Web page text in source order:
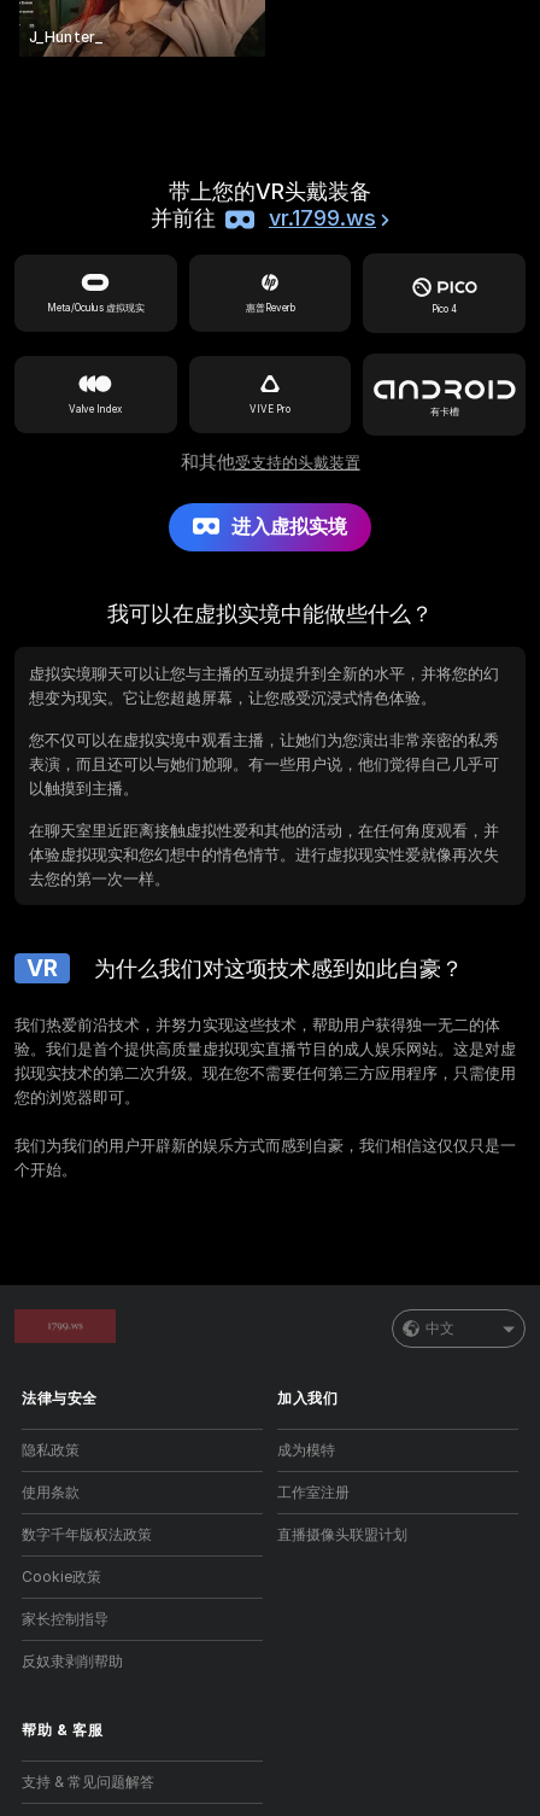
J_Hunter_
带上您的VR头戴装备
并前往
vr.1799.ws
Meta/Oculus 虚拟现实 惠普Reverb Pico 4
Valve Index VIVE Pro 有卡槽
和其他受支持的头戴装置
进入虚拟实境
我可以在虚拟实境中能做些什么？
虚拟实境聊天可以让您与主播的互动提升到全新的水平，并将您的幻
想变为现实。它让您超越屏幕，让您感受沉浸式情色体验。
您不仅可以在虚拟实境中观看主播，让她们为您演出非常亲密的私秀
表演，而且还可以与她们尬聊。有一些用户说，他们觉得自己几乎可
以触摸到主播。
在聊天室里近距离接触虚拟性爱和其他的活动，在任何角度观看，并
体验虚拟现实和您幻想中的情色情节。进行虚拟现实性爱就像再次失
去您的第一次一样。
VR 为什么我们对这项技术感到如此自豪？
我们热爱前沿技术，并努力实现这些技术，帮助用户获得独一无二的体
验。我们是首个提供高质量虚拟现实直播节目的成人娱乐网站。这是对虚
拟现实技术的第二次升级。现在您不需要任何第三方应用程序，只需使用
您的浏览器即可。
我们为我们的用户开辟新的娱乐方式而感到自豪，我们相信这仅仅只是一
个开始。
中文
法律与安全
隐私政策
使用条款
数字千年版权法政策
Cookie政策
家长控制指导
反奴隶剥削帮助
加入我们
成为模特
工作室注册
直播摄像头联盟计划
帮助 &客服
支持 & 常见问题解答